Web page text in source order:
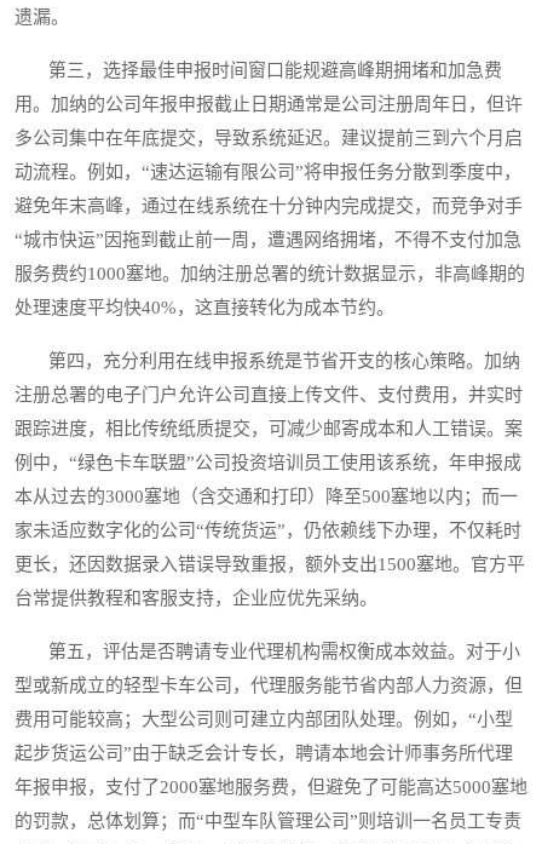
遗漏。
第三，选择最佳申报时间窗口能规避高峰期拥堵和加急费
用。加纳的公司年报申报截止日期通常是公司注册周年日，但许
多公司集中在年底提交，导致系统延迟。建议提前三到六个月启
动流程。例如，“速达运输有限公司”将申报任务分散到季度中，
避免年末高峰，通过在线系统在十分钟内完成提交，而竞争对手
“城市快运”因拖到截止前一周，遭遇网络拥堵，不得不支付加急
服务费约1000塞地。加纳注册总署的统计数据显示，非高峰期的
处理速度平均快40%，这直接转化为成本节约。
第四，充分利用在线申报系统是节省开支的核心策略。加纳
注册总署的电子门户允许公司直接上传文件、支付费用，并实时
跟踪进度，相比传统纸质提交，可减少邮寄成本和人工错误。案
例中，“绿色卡车联盟”公司投资培训员工使用该系统，年申报成
本从过去的3000塞地（含交通和打印）降至500塞地以内；而一
家未适应数字化的公司“传统货运”，仍依赖线下办理，不仅耗时
更长，还因数据录入错误导致重报，额外支出1500塞地。官方平
台常提供教程和客服支持，企业应优先采纳。
第五，评估是否聘请专业代理机构需权衡成本效益。对于小
型或新成立的轻型卡车公司，代理服务能节省内部人力资源，但
费用可能较高；大型公司则可建立内部团队处理。例如，“小型
起步货运公司”由于缺乏会计专长，聘请本地会计师事务所代理
年报申报，支付了2000塞地服务费，但避免了可能高达5000塞地
的罚款，总体划算；而“中型车队管理公司”则培训一名员工专责